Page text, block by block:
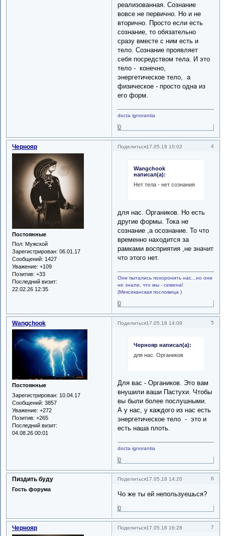
реализованная. Сознание
вовсе не первично. Но и не
вторично. Просто если есть
сознание, то обязательно
сразу вместе с ним есть и
тело. Сознание проявляет
себя посредством тела. И это
тело - конечно,
энергетическое тело, а
физическое - просто одна из
его форм.
docta ignorantia
0
Поделиться 4
17.05.18 10:02
Чернояр
Постоянные
Пол: Мужской
Зарегистрирован: 06.01.17
Сообщений: 1427
Уважение: +109
Позитив: +33
Последний визит:
22.02.26 12:35
Wangchook
написал(а):
Нет тела - нет сознания
для нас. Органиков. Но есть
другие формы. Тока не
сознание ,а осознание. То что
временно находится за
рамками восприятия ,не значит
что этого нет.
Они пытались похоронить нас...но они
не знали, что мы - семена!
(Мексиканская пословица )
0
Поделиться 5
17.05.18 14:09
Wangchook
Постоянные
Зарегистрирован: 10.04.17
Сообщений: 3857
Уважение: +272
Позитив: +265
Последний визит:
04.08.26 00:01
Чернояр написал(а):
для нас. Органиков
Для вас - Органиков. Это вам
внушили ваши Пастухи. Чтобы
вы были более послушными.
А у нас, у каждого из нас есть
энергетическое тело - это и
есть наша плоть.
docta ignorantia
0
Поделиться 6
17.05.18 14:20
Пиздить буду
Гость форума
Чо же ты ей непользуешься?
0
Поделиться 7
17.05.18 16:28
Чернояр